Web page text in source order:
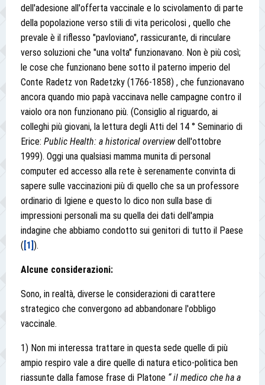
dell'adesione all'offerta vaccinale e lo scivolamento di parte
della popolazione verso stili di vita pericolosi , quello che
prevale è il riflesso "pavloviano", rassicurante, di rinculare
verso soluzioni che "una volta" funzionavano. Non è più così;
le cose che funzionano bene sotto il paterno imperio del
Conte Radetz von Radetzky (1766-1858) , che funzionavano
ancora quando mio papà vaccinava nelle campagne contro il
vaiolo ora non funzionano più. (Consiglio al riguardo, ai
colleghi più giovani, la lettura degli Atti del 14 ° Seminario di
Erice: Public Health: a historical overviewdell'ottobre
1999). Oggi una qualsiasi mamma munita di personal
computer ed accesso alla rete è serenamente convinta di
sapere sulle vaccinazioni più di quello che sa un professore
ordinario di Igiene e questo lo dico non sulla base di
impressioni personali ma su quella dei dati dell'ampia
indagine che abbiamo condotto sui genitori di tutto il Paese
( [1] ).
Alcune considerazioni:
Sono, in realtà, diverse le considerazioni di carattere
strategico che convergono ad abbandonare l'obbligo
vaccinale.
1) Non mi interessa trattare in questa sede quelle di più
ampio respiro vale a dire quelle di natura etico-politica ben
riassunte dalla famose frase di Platone “ il medico che ha a